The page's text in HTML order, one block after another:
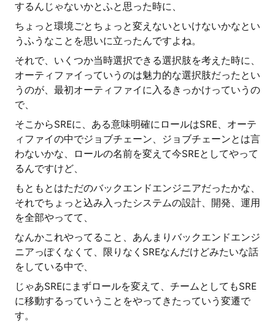
するんじゃないかとふと思った時に、
ちょっと環境ごとちょっと変えないといけないかなとい
うふうなことを思いに立ったんですよね。
それで、いくつか当時選択できる選択肢を考えた時に、
オーティファイっていうのは魅力的な選択肢だったとい
うのが、最初オーティファイに入るきっかけっていうの
で、
そこからSREに、ある意味明確にロールはSRE、オーテ
ィファイの中でジョブチェーン、ジョブチェーンとは言
わないかな、ロールの名前を変えて今SREとしてやって
るんですけど、
もともとはただのバックエンドエンジニアだったかな、
それでちょっと込み入ったシステムの設計、開発、運用
を全部やってて、
なんかこれやってること、あんまりバックエンドエンジ
ニアっぽくなくて、限りなくSREなんだけどみたいな話
をしている中で、
じゃあSREにまずロールを変えて、チームとしてもSRE
に移動するっていうことをやってきたっていう変遷で
す。